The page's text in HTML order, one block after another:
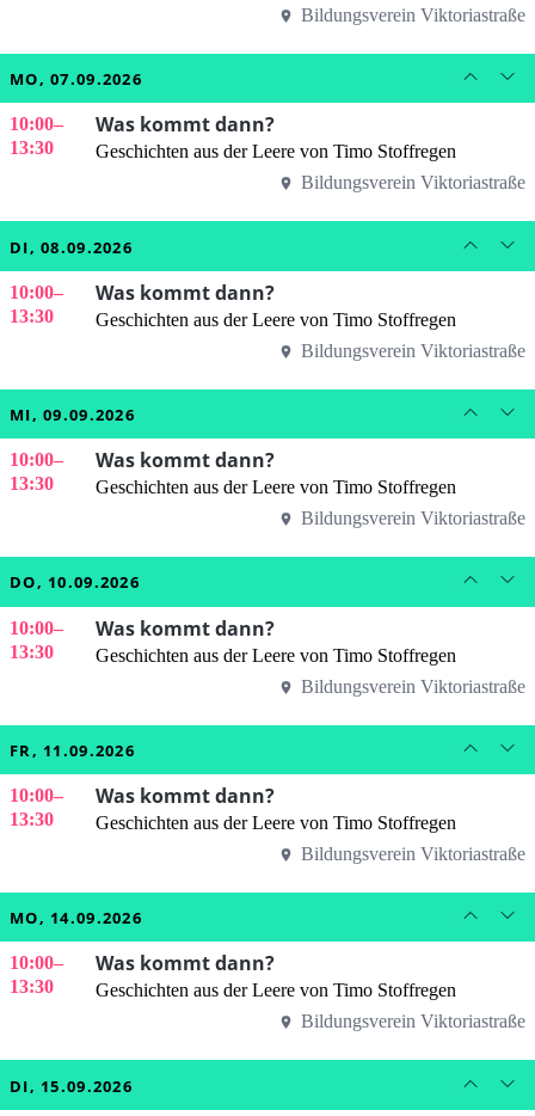
Bildungsverein Viktoriastraße
MO, 07.09.2026
10:00–
13:30
Was kommt dann?
Geschichten aus der Leere von Timo Stoffregen
Bildungsverein Viktoriastraße
DI, 08.09.2026
10:00–
13:30
Was kommt dann?
Geschichten aus der Leere von Timo Stoffregen
Bildungsverein Viktoriastraße
MI, 09.09.2026
10:00–
13:30
Was kommt dann?
Geschichten aus der Leere von Timo Stoffregen
Bildungsverein Viktoriastraße
DO, 10.09.2026
10:00–
13:30
Was kommt dann?
Geschichten aus der Leere von Timo Stoffregen
Bildungsverein Viktoriastraße
FR, 11.09.2026
10:00–
13:30
Was kommt dann?
Geschichten aus der Leere von Timo Stoffregen
Bildungsverein Viktoriastraße
MO, 14.09.2026
10:00–
13:30
Was kommt dann?
Geschichten aus der Leere von Timo Stoffregen
Bildungsverein Viktoriastraße
DI, 15.09.2026